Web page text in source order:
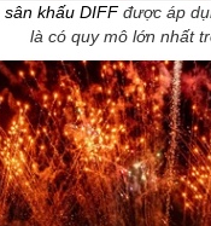
sân khấu DIFFđược áp
là có quy mô lớn nhất